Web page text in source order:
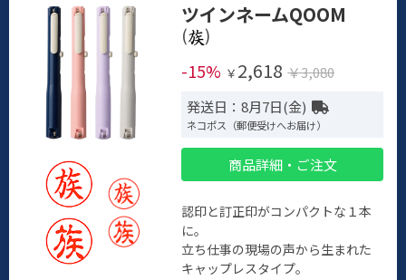
ツインネームQOOM
(
)
-15% ￥ 2,618 ￥3,080
発送日：8月7日(金)
ネコポス（郵便受けへお届け）
商品詳細・ご注文
認印と訂正印がコンパクトな１本
に。
立ち仕事の現場の声から生まれた
キャップレスタイプ。